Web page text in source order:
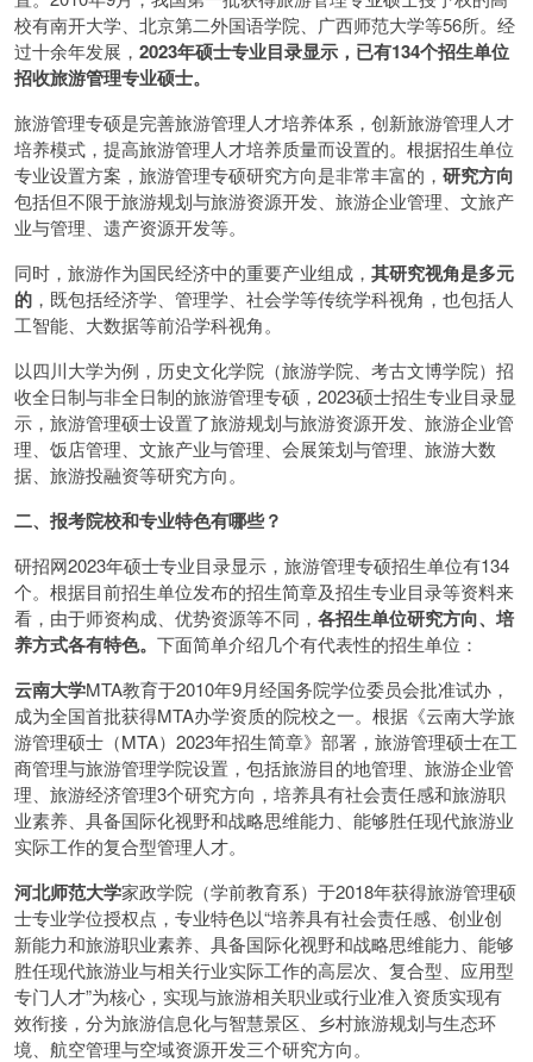
校有南开大学、北京第二外国语学院、广西师范大学等56所。经
过十余年发展， 2023年硕士专业目录显示，已有134个招生单位
招收旅游管理专业硕士。
旅游管理专硕是完善旅游管理人才培养体系，创新旅游管理人才
培养模式，提高旅游管理人才培养质量而设置的。根据招生单位
专业设置方案，旅游管理专硕研究方向是非常丰富的， 研究方向
包括但不限于旅游规划与旅游资源开发、旅游企业管理、文旅产
业与管理、遗产资源开发等。
同时，旅游作为国民经济中的重要产业组成， 其研究视角是多元
的 ，既包括经济学、管理学、社会学等传统学科视角，也包括人
工智能、大数据等前沿学科视角。
以四川大学为例，历史文化学院（旅游学院、考古文博学院）招
收全日制与非全日制的旅游管理专硕，2023硕士招生专业目录显
示，旅游管理硕士设置了旅游规划与旅游资源开发、旅游企业管
理、饭店管理、文旅产业与管理、会展策划与管理、旅游大数
据、旅游投融资等研究方向。
二、报考院校和专业特色有哪些？
研招网2023年硕士专业目录显示，旅游管理专硕招生单位有134
个。根据目前招生单位发布的招生简章及招生专业目录等资料来
看，由于师资构成、优势资源等不同， 各招生单位研究方向、培
养方式各有特色。 下面简单介绍几个有代表性的招生单位：
云南大学MTA教育于2010年9月经国务院学位委员会批准试办，
成为全国首批获得MTA办学资质的院校之一。根据《云南大学旅
游管理硕士（MTA）2023年招生简章》部署，旅游管理硕士在工
商管理与旅游管理学院设置，包括旅游目的地管理、旅游企业管
理、旅游经济管理3个研究方向，培养具有社会责任感和旅游职
业素养、具备国际化视野和战略思维能力、能够胜任现代旅游业
实际工作的复合型管理人才。
河北师范大学家政学院（学前教育系）于2018年获得旅游管理硕
士专业学位授权点，专业特色以“培养具有社会责任感、创业创
新能力和旅游职业素养、具备国际化视野和战略思维能力、能够
胜任现代旅游业与相关行业实际工作的高层次、复合型、应用型
专门人才”为核心，实现与旅游相关职业或行业准入资质实现有
效衔接，分为旅游信息化与智慧景区、乡村旅游规划与生态环
境、航空管理与空域资源开发三个研究方向。